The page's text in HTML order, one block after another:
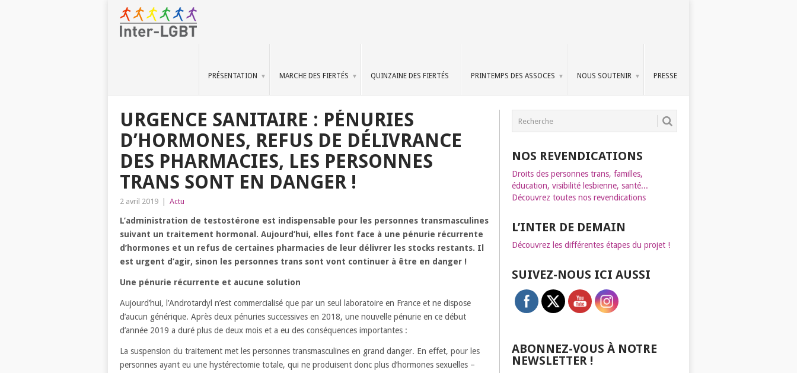
PRÉSENTATION MARCHE DES FIERTÉS QUINZAINE DES FIERTÉS PRINTEMPS DES ASSOCES NOUS SOUTENIR PRESSE
URGENCE SANITAIRE : PÉNURIES
D’HORMONES, REFUS DE DÉLIVRANCE
DES PHARMACIES, LES PERSONNES
TRANS SONT EN DANGER !
2 avril 2019 Actu
L’administration de testostérone est indispensable pour les personnes transmasculines
suivant un traitement hormonal. Aujourd’hui, elles font face à une pénurie récurrente
d’hormones et un refus de certaines pharmacies de leur délivrer les stocks restants. Il
est urgent d’agir, sinon les personnes trans sont vont continuer à être en danger !
Une pénurie récurrente et aucune solution
Aujourd’hui, l’Androtardyl n’est commercialisé que par un seul laboratoire en France et ne dispose
d’aucun générique. Après deux pénuries successives en 2018, une nouvelle pénurie en ce début
d’année 2019 a duré plus de deux mois et a eu des conséquences importantes :
La suspension du traitement met les personnes transmasculines en grand danger. En effet, pour les
personnes ayant eu une hystérectomie totale, qui ne produisent donc plus d’hormones sexuelles –
NOS REVENDICATIONS
Droits des personnes trans, familles,
éducation, visibilité lesbienne, santé...
Découvrez toutes nos revendications
L’INTER DE DEMAIN
Découvrez les différentes étapes du projet !
SUIVEZ-NOUS ICI AUSSI
ABONNEZ-VOUS À NOTRE
NEWSLETTER !